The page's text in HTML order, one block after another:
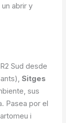
abrir y
Sud desde
Sitges
sus
Pasea por el
i